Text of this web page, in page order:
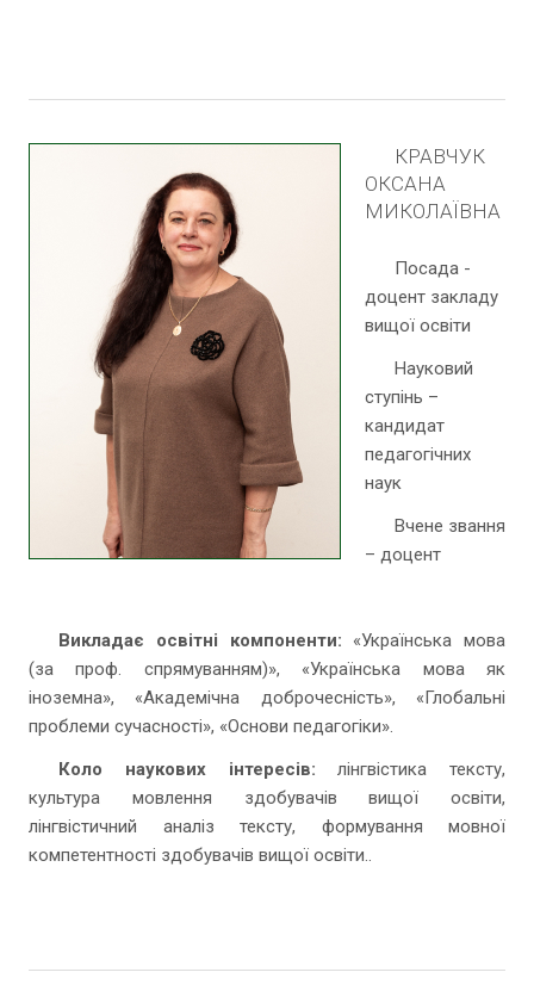
КРАВЧУК
ОКСАНА
МИКОЛАЇВНА
Посада -
доцент закладу
вищої освіти
Науковий
ступінь –
кандидат
педагогічних
наук
Вчене звання
– доцент
Викладає освітні компоненти: «Українська мова
(за проф. спрямуванням)», «Українська мова як
іноземна», «Академічна доброчесність», «Глобальні
проблеми сучасності», «Основи педагогіки».
Коло наукових інтересів: лінгвістика тексту,
культура мовлення здобувачів вищої освіти,
лінгвістичний аналіз тексту, формування мовної
компетентності здобувачів вищої освіти..